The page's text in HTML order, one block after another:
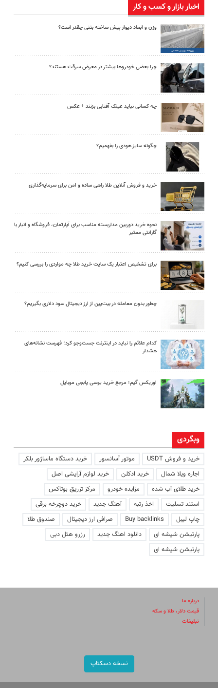
اخبار بازار و کسب و کار
وزن و ابعاد دیوار پیش ساخته بتنی چقدر است؟
چرا بعضی خودروها بیشتر در معرض سرقت هستند؟
چه کسانی نباید عینک آفتابی بزنند + عکس
چگونه سایز هودی را بفهمیم؟
خرید و فروش آنلاین طلا راهی ساده و امن برای سرمایه‌گذاری
نحوه خرید دوربین مداربسته مناسب برای آپارتمان، فروشگاه و انبار با
گارانتی معتبر
برای تشخیص اعتبار یک سایت خرید طلا چه مواردی را بررسی کنیم؟
چطور بدون معامله در بیت‌پین از ارز دیجیتال سود دلاری بگیریم؟
کدام علائم را نباید در اینترنت جست‌وجو کرد؛ فهرست نشانه‌های
هشدار
اوریکس گیم؛ مرجع خرید یوسی پابجی موبایل
وبگردی
خرید و فروش USDT موتور آسانسور
خرید دستگاه ماساژور بلکر
اجاره ویلا شمال
خرید ادکلن
خرید لوازم آرایشی اصل
خرید طلای آب شده
مزایده خودرو
مرکز تزریق بوتاکس
استند تسلیت
اخذ رتبه آهنگ جدید
خرید دوچرخه برقی
چاپ لیبل
Buy backlinks صرافی ارز دیجیتال
صندوق طلا
پارتیشن شیشه ای
دانلود اهنگ جدید
رزرو هتل دبی
پارتیشن شیشه ای
درباره ما
قیمت دلار، طلا و سکه
تبلیغات
نسخه دسکتاپ